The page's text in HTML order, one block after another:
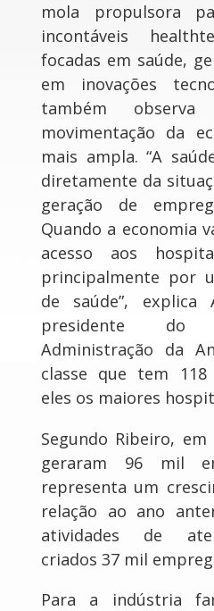
mola propulsora
incontáveis
focadas em saúde,
em inovações
também
movimentação da
mais ampla. “A
diretamente da
geração de
Quando a economia
acesso aos
principalmente por
de saúde”, explica
presidente do
Administração da
classe que tem 118
eles os maiores
Segundo Ribeiro,
geraram 96 mil
representa um
relação ao ano
atividades de
criados 37 mil
Para a indústria